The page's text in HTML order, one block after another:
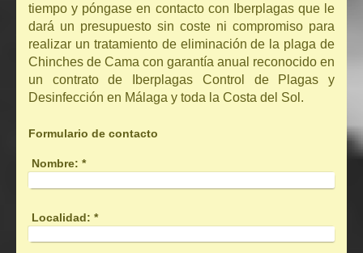
tiempo y póngase en contacto con Iberplagas que le
dará un presupuesto sin coste ni compromiso para
realizar un tratamiento de eliminación de la plaga de
Chinches de Cama con garantía anual reconocido en
un contrato de Iberplagas Control de Plagas y
Desinfección en Málaga y toda la Costa del Sol.
Formulario de contacto
Nombre: *
Localidad: *